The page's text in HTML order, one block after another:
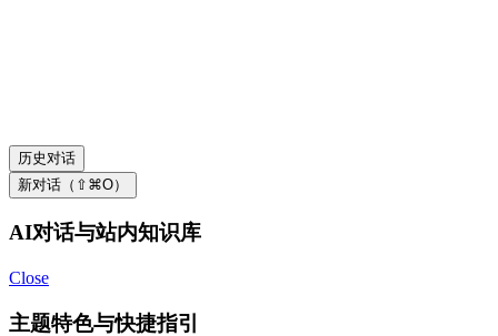
历史对话
新对话（⇧⌘O）
AI对话与站内知识库
Close
主题特色与快捷指引